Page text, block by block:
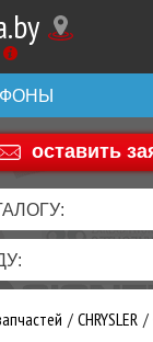
44 586 05 44
оставить
CHRYSLER